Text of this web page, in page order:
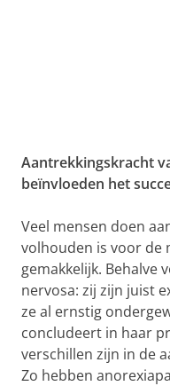
Aantrekkingskracht
beïnvloeden het
Veel mensen doen
volhouden is voor de
gemakkelijk. Behalve
nervosa: zij zijn juist
ze al ernstig
concludeert in haar
verschillen zijn in de
Zo hebben